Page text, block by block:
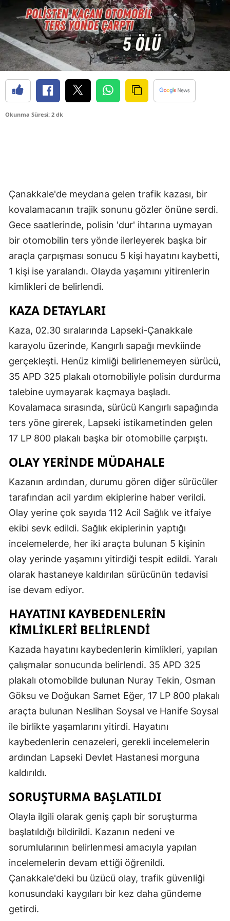
Okunma Süresi: 2 dk
Çanakkale'de meydana gelen trafik kazası, bir
kovalamacanın trajik sonunu gözler önüne serdi.
Gece saatlerinde, polisin 'dur' ihtarına uymayan
bir otomobilin ters yönde ilerleyerek başka bir
araçla çarpışması sonucu 5 kişi hayatını kaybetti,
1 kişi ise yaralandı. Olayda yaşamını yitirenlerin
kimlikleri de belirlendi.
KAZA DETAYLARI
Kaza, 02.30 sıralarında Lapseki-Çanakkale
karayolu üzerinde, Kangırlı sapağı mevkiinde
gerçekleşti. Henüz kimliği belirlenemeyen sürücü,
35 APD 325 plakalı otomobiliyle polisin durdurma
talebine uymayarak kaçmaya başladı.
Kovalamaca sırasında, sürücü Kangırlı sapağında
ters yöne girerek, Lapseki istikametinden gelen
17 LP 800 plakalı başka bir otomobille çarpıştı.
OLAY YERINDE MÜDAHALE
Kazanın ardından, durumu gören diğer sürücüler
tarafından acil yardım ekiplerine haber verildi.
Olay yerine çok sayıda 112 Acil Sağlık ve itfaiye
ekibi sevk edildi. Sağlık ekiplerinin yaptığı
incelemelerde, her iki araçta bulunan 5 kişinin
olay yerinde yaşamını yitirdiği tespit edildi. Yaralı
olarak hastaneye kaldırılan sürücünün tedavisi
ise devam ediyor.
HAYATINI KAYBEDENLERIN
KIMLIKLERI BELIRLENDI
Kazada hayatını kaybedenlerin kimlikleri, yapılan
çalışmalar sonucunda belirlendi. 35 APD 325
plakalı otomobilde bulunan Nuray Tekin, Osman
Göksu ve Doğukan Samet Eğer, 17 LP 800 plakalı
araçta bulunan Neslihan Soysal ve Hanife Soysal
ile birlikte yaşamlarını yitirdi. Hayatını
kaybedenlerin cenazeleri, gerekli incelemelerin
ardından Lapseki Devlet Hastanesi morguna
kaldırıldı.
SORUŞTURMA BAŞLATILDI
Olayla ilgili olarak geniş çaplı bir soruşturma
başlatıldığı bildirildi. Kazanın nedeni ve
sorumlularının belirlenmesi amacıyla yapılan
incelemelerin devam ettiği öğrenildi.
Çanakkale'deki bu üzücü olay, trafik güvenliği
konusundaki kaygıları bir kez daha gündeme
getirdi.